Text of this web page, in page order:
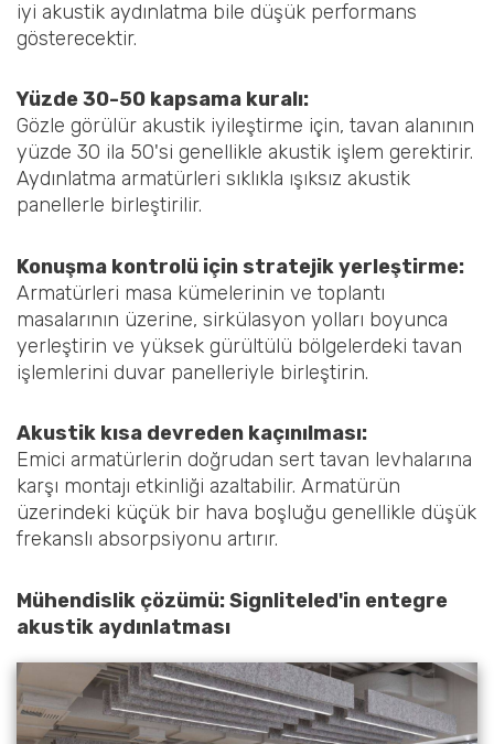
iyi akustik aydınlatma bile düşük performans
gösterecektir.
Yüzde 30-50 kapsama kuralı:
Gözle görülür akustik iyileştirme için, tavan alanının
yüzde 30 ila 50'si genellikle akustik işlem gerektirir.
Aydınlatma armatürleri sıklıkla ışıksız akustik
panellerle birleştirilir.
Konuşma kontrolü için stratejik yerleştirme:
Armatürleri masa kümelerinin ve toplantı
masalarının üzerine, sirkülasyon yolları boyunca
yerleştirin ve yüksek gürültülü bölgelerdeki tavan
işlemlerini duvar panelleriyle birleştirin.
Akustik kısa devreden kaçınılması:
Emici armatürlerin doğrudan sert tavan levhalarına
karşı montajı etkinliği azaltabilir. Armatürün
üzerindeki küçük bir hava boşluğu genellikle düşük
frekanslı absorpsiyonu artırır.
Mühendislik çözümü: Signliteled'in entegre
akustik aydınlatması